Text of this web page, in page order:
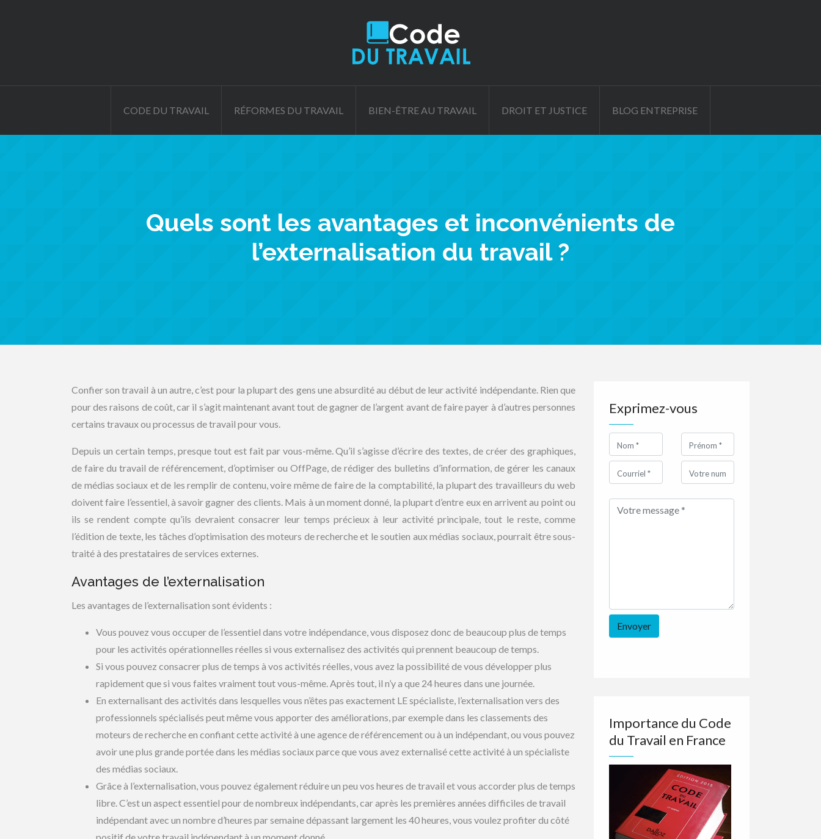
CODE DU TRAVAIL RÉFORMES DU TRAVAIL BIEN-ÊTRE AU TRAVAIL DROIT ET JUSTICE BLOG ENTREPRISE
Quels sont les avantages et inconvénients de
l’externalisation du travail ?
Confier son travail à un autre, c’est pour la plupart des gens une absurdité au début de leur activité indépendante. Rien que
pour des raisons de coût, car il s’agit maintenant avant tout de gagner de l’argent avant de faire payer à d’autres personnes
certains travaux ou processus de travail pour vous.
Depuis un certain temps, presque tout est fait par vous-même. Qu’il s’agisse d’écrire des textes, de créer des graphiques,
de faire du travail de référencement, d’optimiser ou OffPage, de rédiger des bulletins d’information, de gérer les canaux
de médias sociaux et de les remplir de contenu, voire même de faire de la comptabilité, la plupart des travailleurs du web
doivent faire l’essentiel, à savoir gagner des clients. Mais à un moment donné, la plupart d’entre eux en arrivent au point ou
ils se rendent compte qu’ils devraient consacrer leur temps précieux à leur activité principale, tout le reste, comme
l’édition de texte, les tâches d’optimisation des moteurs de recherche et le soutien aux médias sociaux, pourrait être sous-
traité à des prestataires de services externes.
Avantages de l’externalisation
Les avantages de l’externalisation sont évidents :
Vous pouvez vous occuper de l’essentiel dans votre indépendance, vous disposez donc de beaucoup plus de temps
pour les activités opérationnelles réelles si vous externalisez des activités qui prennent beaucoup de temps.
Si vous pouvez consacrer plus de temps à vos activités réelles, vous avez la possibilité de vous développer plus
rapidement que si vous faites vraiment tout vous-même. Après tout, il n’y a que 24 heures dans une journée.
En externalisant des activités dans lesquelles vous n’êtes pas exactement LE spécialiste, l’externalisation vers des
professionnels spécialisés peut même vous apporter des améliorations, par exemple dans les classements des
moteurs de recherche en confiant cette activité à une agence de référencement ou à un indépendant, ou vous pouvez
avoir une plus grande portée dans les médias sociaux parce que vous avez externalisé cette activité à un spécialiste
des médias sociaux.
Grâce à l’externalisation, vous pouvez également réduire un peu vos heures de travail et vous accorder plus de temps
libre. C’est un aspect essentiel pour de nombreux indépendants, car après les premières années difficiles de travail
indépendant avec un nombre d’heures par semaine dépassant largement les 40 heures, vous voulez profiter du côté
Exprimez-vous
Importance du Code
du Travail en France